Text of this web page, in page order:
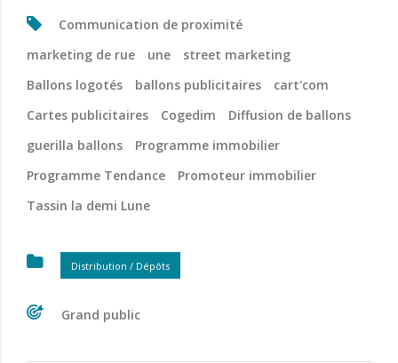
Communication de proximité
marketing de rue
une
street marketing
Ballons logotés
ballons publicitaires
cart'com
Cartes publicitaires
Cogedim
Diffusion de ballons
guerilla ballons
Programme immobilier
Programme Tendance
Promoteur immobilier
Tassin la demi Lune
Distribution / Dépôts
Grand public